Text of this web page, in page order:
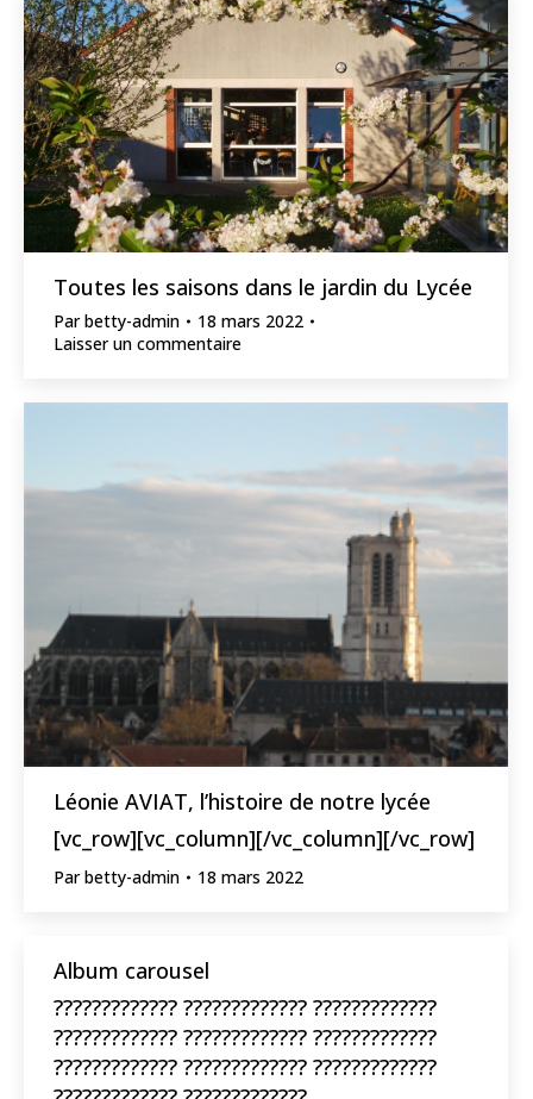
Toutes les saisons dans le jardin du Lycée
Parbetty-admin
18 mars 2022
Laisser un commentaire
Léonie AVIAT, l’histoire de notre lycée
[vc_row][vc_column][/vc_column][/vc_row]
Parbetty-admin 18 mars 2022
Album carousel
????????????? ????????????? ?????????????
????????????? ????????????? ?????????????
????????????? ????????????? ?????????????